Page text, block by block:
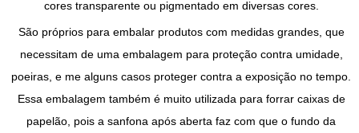
cores transparente ou pigmentado em diversas cores.
São próprios para embalar produtos com medidas grandes, que
necessitam de uma embalagem para proteção contra umidade,
poeiras, e me alguns casos proteger contra a exposição no tempo.
Essa embalagem também é muito utilizada para forrar caixas de
papelão, pois a sanfona após aberta faz com que o fundo da